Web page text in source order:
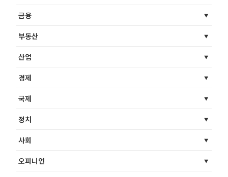
금융
부동산
산업
경제
국제
정치
사회
오피니언